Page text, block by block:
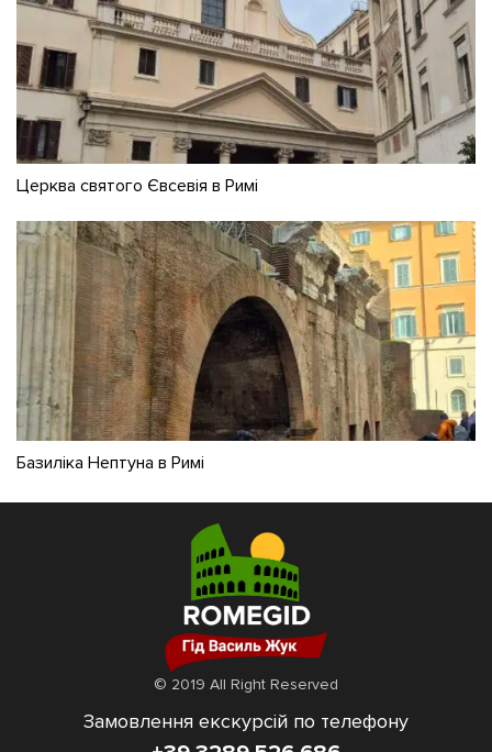
Церква святого Євсевія в Римі
Базиліка Нептуна в Римі
© 2019 All Right Reserved
Замовлення екскурсій по телефону